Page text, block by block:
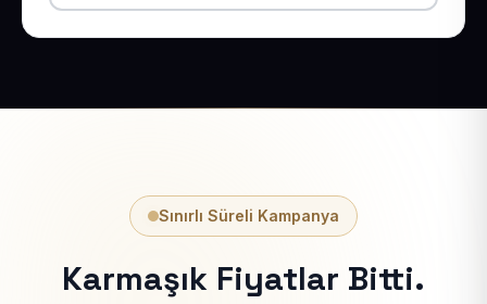
Sınırlı Süreli Kampanya
Karmaşık Fiyatlar Bitti.